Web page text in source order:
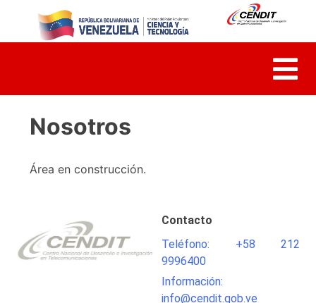
content
Nosotros
Área en construcción.
Contacto
Teléfono: +58 212
9996400
Información:
info@cendit.gob.ve